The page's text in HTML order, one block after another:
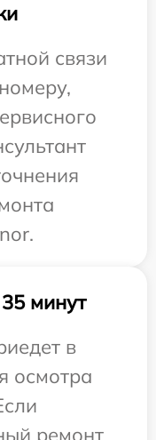
связи
минут
в
осмотра
ремонт